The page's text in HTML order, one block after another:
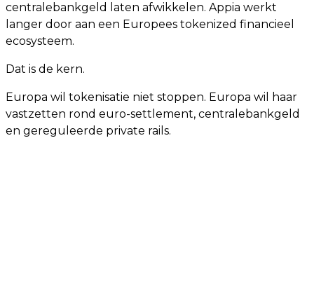
centralebankgeld laten afwikkelen. Appia werkt
langer door aan een Europees tokenized financieel
ecosysteem.
Dat is de kern.
Europa wil tokenisatie niet stoppen. Europa wil haar
vastzetten rond euro-settlement, centralebankgeld
en gereguleerde private rails.